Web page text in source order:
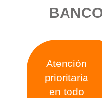
Atención
prioritaria
en todo